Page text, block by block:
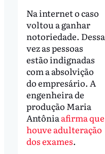
Na internet o caso
voltou a ganhar
notoriedade. Dessa
vez as pessoas
estão indignadas
com a absolvição
do empresário. A
engenheira de
produção Maria
Antônia afirma que
houve adulteração
dos exames.